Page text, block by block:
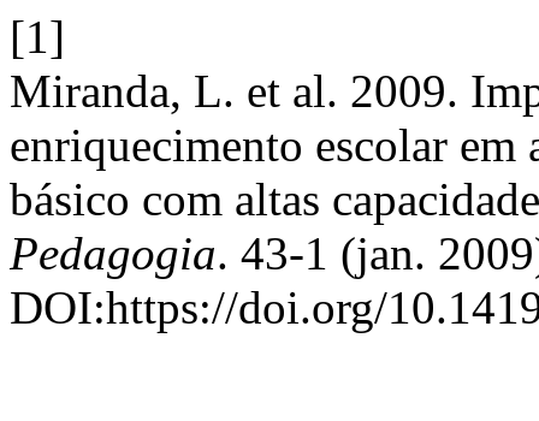
[1]
Miranda, L. et al. 2009.
enriquecimento escolar
básico com altas
Pedagogia. 43-1 (jan.
DOI:https://doi.org/